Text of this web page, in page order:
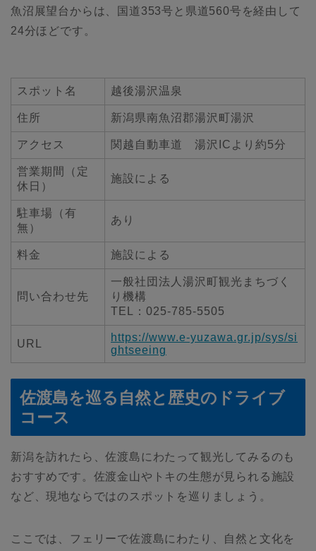
魚沼展望台からは、国道353号と県道560号を経由して
24分ほどです。
スポット名 越後湯沢温泉
住所 新潟県南魚沼郡湯沢町湯沢
アクセス 関越自動車道 湯沢ICより約5分
営業期間（定
休日）
施設による
駐車場（有
無）
あり
料金 施設による
問い合わせ先
一般社団法人湯沢町観光まちづく
り機構
TEL：025-785-5505
URL
https://www.e-yuzawa.gr.jp/sys/si
ghtseeing
佐渡島を巡る自然と歴史のドライブ
コース
新潟を訪れたら、佐渡島にわたって観光してみるのも
おすすめです。佐渡金山やトキの生態が見られる施設
など、現地ならではのスポットを巡りましょう。
ここでは、フェリーで佐渡島にわたり、自然と文化を